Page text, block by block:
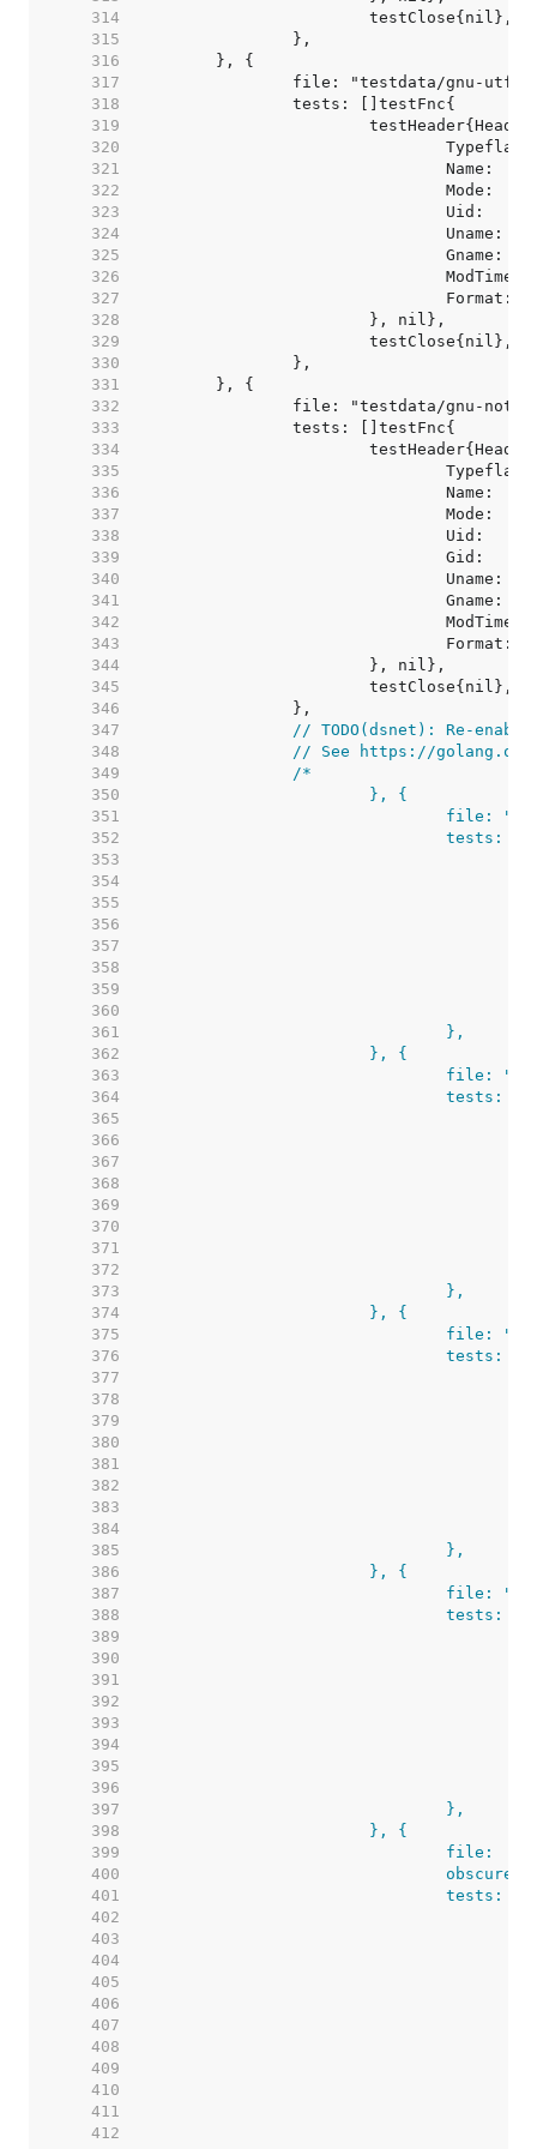
   314
   315
   316
   317
   318
   319
   320
   321
   322
   323
   324
   325
   326
   327
   328
   329
   330
   331
   332
   333
   334
   335
   336
   337
   338
   339
   340
   341
   342
   343
   344
   345
   346
   347
// TODO(dsnet): Re-
   348
// See https://golang.org/
   349
   350
   351
   352
   353
   354
   355
   356
   357
   358
   359
   360
   361
   362
   363
   364
   365
   366
   367
   368
   369
   370
   371
   372
   373
   374
   375
   376
   377
   378
   379
   380
   381
   382
   383
   384
   385
   386
   387
   388
   389
   390
   391
   392
   393
   394
   395
   396
   397
   398
   399
   400
   401
   402
   403
   404
   405
   406
   407
   408
   409
   410
   411
   412